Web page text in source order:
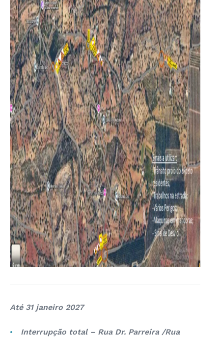
Até 31 janeiro 2027
Interrupção total – Rua Dr. Parreira /Rua